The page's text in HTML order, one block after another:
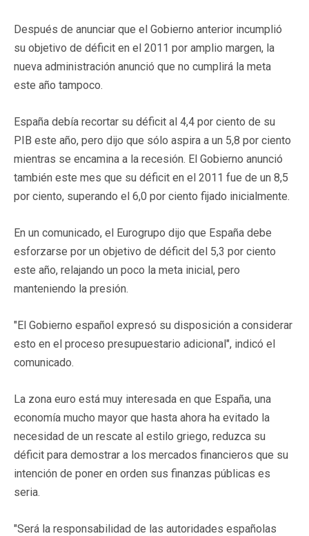
Después de anunciar que el Gobierno anterior incumplió
su objetivo de déficit en el 2011 por amplio margen, la
nueva administración anunció que no cumplirá la meta
este año tampoco.
España debía recortar su déficit al 4,4 por ciento de su
PIB este año, pero dijo que sólo aspira a un 5,8 por ciento
mientras se encamina a la recesión. El Gobierno anunció
también este mes que su déficit en el 2011 fue de un 8,5
por ciento, superando el 6,0 por ciento fijado inicialmente.
En un comunicado, el Eurogrupo dijo que España debe
esforzarse por un objetivo de déficit del 5,3 por ciento
este año, relajando un poco la meta inicial, pero
manteniendo la presión.
"El Gobierno español expresó su disposición a considerar
esto en el proceso presupuestario adicional", indicó el
comunicado.
La zona euro está muy interesada en que España, una
economía mucho mayor que hasta ahora ha evitado la
necesidad de un rescate al estilo griego, reduzca su
déficit para demostrar a los mercados financieros que su
intención de poner en orden sus finanzas públicas es
seria.
"Será la responsabilidad de las autoridades españolas